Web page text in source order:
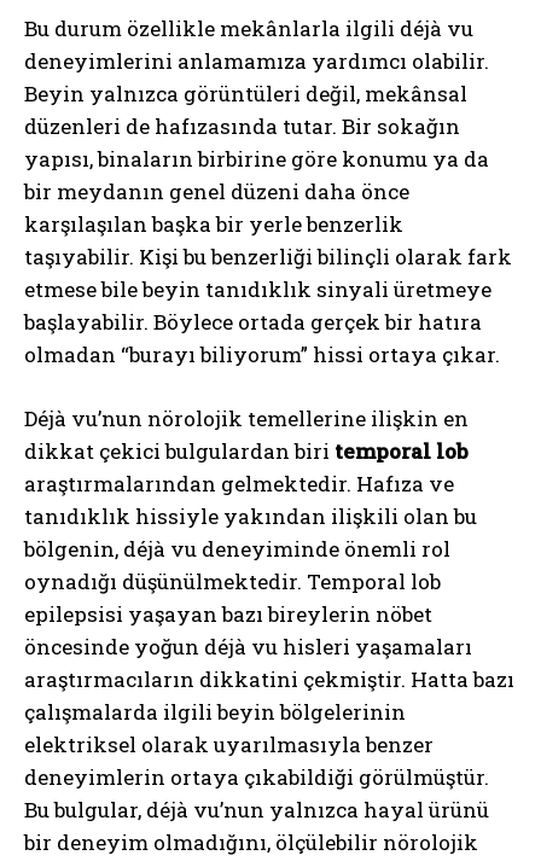
Bu durum özellikle mekânlarla ilgili déjà vu
deneyimlerini anlamamıza yardımcı olabilir.
Beyin yalnızca görüntüleri değil, mekânsal
düzenleri de hafızasında tutar. Bir sokağın
yapısı, binaların birbirine göre konumu ya da
bir meydanın genel düzeni daha önce
karşılaşılan başka bir yerle benzerlik
taşıyabilir. Kişi bu benzerliği bilinçli olarak fark
etmese bile beyin tanıdıklık sinyali üretmeye
başlayabilir. Böylece ortada gerçek bir hatıra
olmadan “burayı biliyorum” hissi ortaya çıkar.
Déjà vu’nun nörolojik temellerine ilişkin en
dikkat çekici bulgulardan biri temporal lob
araştırmalarından gelmektedir. Hafıza ve
tanıdıklık hissiyle yakından ilişkili olan bu
bölgenin, déjà vu deneyiminde önemli rol
oynadığı düşünülmektedir. Temporal lob
epilepsisi yaşayan bazı bireylerin nöbet
öncesinde yoğun déjà vu hisleri yaşamaları
araştırmacıların dikkatini çekmiştir. Hatta bazı
çalışmalarda ilgili beyin bölgelerinin
elektriksel olarak uyarılmasıyla benzer
deneyimlerin ortaya çıkabildiği görülmüştür.
Bu bulgular, déjà vu’nun yalnızca hayal ürünü
bir deneyim olmadığını, ölçülebilir nörolojik